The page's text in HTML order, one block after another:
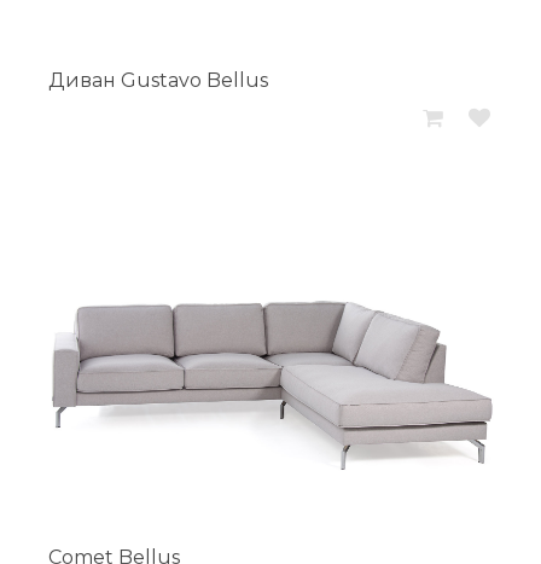
Диван Gustavo Bellus
Comet Bellus